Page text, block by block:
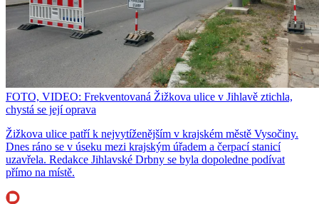
FOTO, VIDEO: Frekventovaná Žižkova ulice v Jihlavě ztichla,
chystá se její oprava
Žižkova ulice patří k nejvytíženějším v krajském městě Vysočiny.
Dnes ráno se v úseku mezi krajským úřadem a čerpací stanicí
uzavřela. Redakce Jihlavské Drbny se byla dopoledne podívat
přímo na místě.